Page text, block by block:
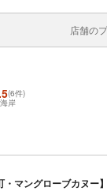
店舗の
(6件)
岸
・マングローブカヌ